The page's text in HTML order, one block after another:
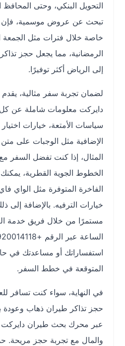
التحويل البنكي، وحتى المحافظ
تبحث عن عروض موسمية، فإن
خاصة خلال فترات مثل الجمعة
الرمضانية، مما يجعل حجز تذاكر
إلى الرياض أكثر توفيرًا.
لضمان تجربة سفر مثالية، يقدم
دايركت معلومات شاملة عن كل
سياسات الأمتعة، خيارات اختيار
الإضافية مثل الوجبات على متن
المثال، إذا كنت تفضل السفر مع
الخطوط الجوية القطرية، يمكنك
الفاخرة المتوفرة مثل الواي فاي
خيارات الترفيه. بالإضافة إلى ذلك،
مستمرًا من خلال فريق خدمة العملاء
استفساراتك أو مساعدتك في حالة
المتوقعة في خطط السفر.
في النهاية، سواء كنت تسافر للعمل
حجز تذاكر طيران ذهاب وعودة بين
عبر محرك بحث طيران دايركت يضمن
والمال مع تجربة حجز مريحة. حمل